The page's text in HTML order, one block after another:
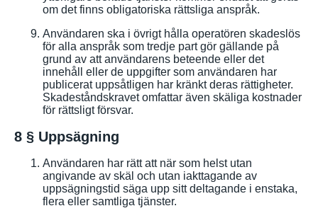
om det finns obligatoriska rättsliga anspråk.
Användaren ska i övrigt hålla operatören skadeslös
för alla anspråk som tredje part gör gällande på
grund av att användarens beteende eller det
innehåll eller de uppgifter som användaren har
publicerat uppsåtligen har kränkt deras rättigheter.
Skadeståndskravet omfattar även skäliga kostnader
för rättsligt försvar.
8 § Uppsägning
Användaren har rätt att när som helst utan
angivande av skäl och utan iakttagande av
uppsägningstid säga upp sitt deltagande i enstaka,
flera eller samtliga tjänster.